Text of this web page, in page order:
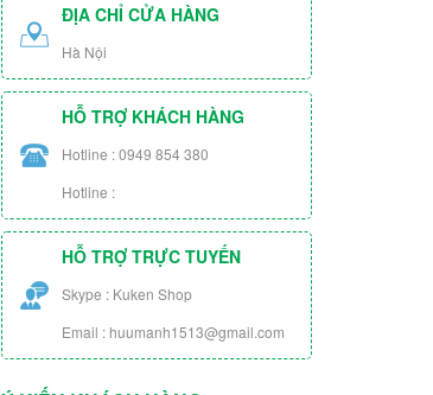
ĐỊA CHỈ CỬA HÀNG
Hà Nội
HỖ TRỢ KHÁCH HÀNG
Hotline : 0949 854 380
Hotline :
HỖ TRỢ TRỰC TUYẾN
Skype : Kuken Shop
Email : huumanh1513@gmail.com